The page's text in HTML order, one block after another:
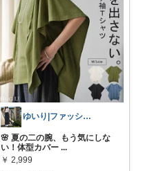
ゆいり|ファッション👗
🌸 夏の二の腕、もう気にしな
い！体型カバー ...
￥ 2,999